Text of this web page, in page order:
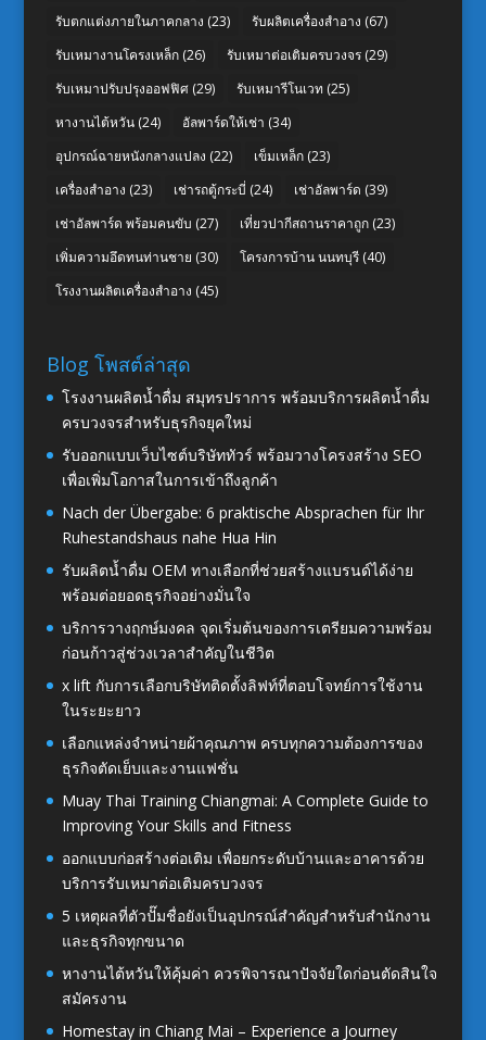
รับตกแต่งภายในภาคกลาง (23) รับผลิตเครื่องสำอาง (67)
รับเหมางานโครงเหล็ก(26) รับเหมาต่อเติมครบวงจร(29)
รับเหมาปรับปรุงออฟฟิศ(29) รับเหมารีโนเวท (25)
หางานไต้หวัน(24) อัลพาร์ดให้เช่า (34)
อุปกรณ์ฉายหนังกลางแปลง (22) เข็มเหล็ก(23)
เครื่องสำอาง (23) เช่ารถตู้กระบี่ (24) เช่าอัลพาร์ด (39)
เช่าอัลพาร์ด พร้อมคนขับ (27) เที่ยวปากีสถานราคาถูก(23)
เพิ่มความอึดทนท่านชาย (30) โครงการบ้าน นนทบุรี(40)
โรงงานผลิตเครื่องสำอาง (45)
Blog โพสต์ล่าสุด
โรงงานผลิตน้ำดื่ม สมุทรปราการ พร้อมบริการผลิตน้ำดื่ม
ครบวงจรสำหรับธุรกิจยุคใหม่
รับออกแบบเว็บไซต์บริษัททัวร์ พร้อมวางโครงสร้าง SEO
เพื่อเพิ่มโอกาสในการเข้าถึงลูกค้า
Nach der Übergabe: 6 praktische Absprachen für Ihr
Ruhestandshaus nahe Hua Hin
รับผลิตน้ำดื่ม OEM ทางเลือกที่ช่วยสร้างแบรนด์ได้ง่าย
พร้อมต่อยอดธุรกิจอย่างมั่นใจ
บริการวางฤกษ์มงคล จุดเริ่มต้นของการเตรียมความพร้อม
ก่อนก้าวสู่ช่วงเวลาสำคัญในชีวิต
x lift กับการเลือกบริษัทติดตั้งลิฟท์ที่ตอบโจทย์การใช้งาน
ในระยะยาว
เลือกแหล่งจำหน่ายผ้าคุณภาพ ครบทุกความต้องการของ
ธุรกิจตัดเย็บและงานแฟชั่น
Muay Thai Training Chiangmai: A Complete Guide to
Improving Your Skills and Fitness
ออกแบบก่อสร้างต่อเติม เพื่อยกระดับบ้านและอาคารด้วย
บริการรับเหมาต่อเติมครบวงจร
5 เหตุผลที่ตัวปั๊มชื่อยังเป็นอุปกรณ์สำคัญสำหรับสำนักงาน
และธุรกิจทุกขนาด
หางานไต้หวันให้คุ้มค่า ควรพิจารณาปัจจัยใดก่อนตัดสินใจ
สมัครงาน
Homestay in Chiang Mai – Experience a Journey